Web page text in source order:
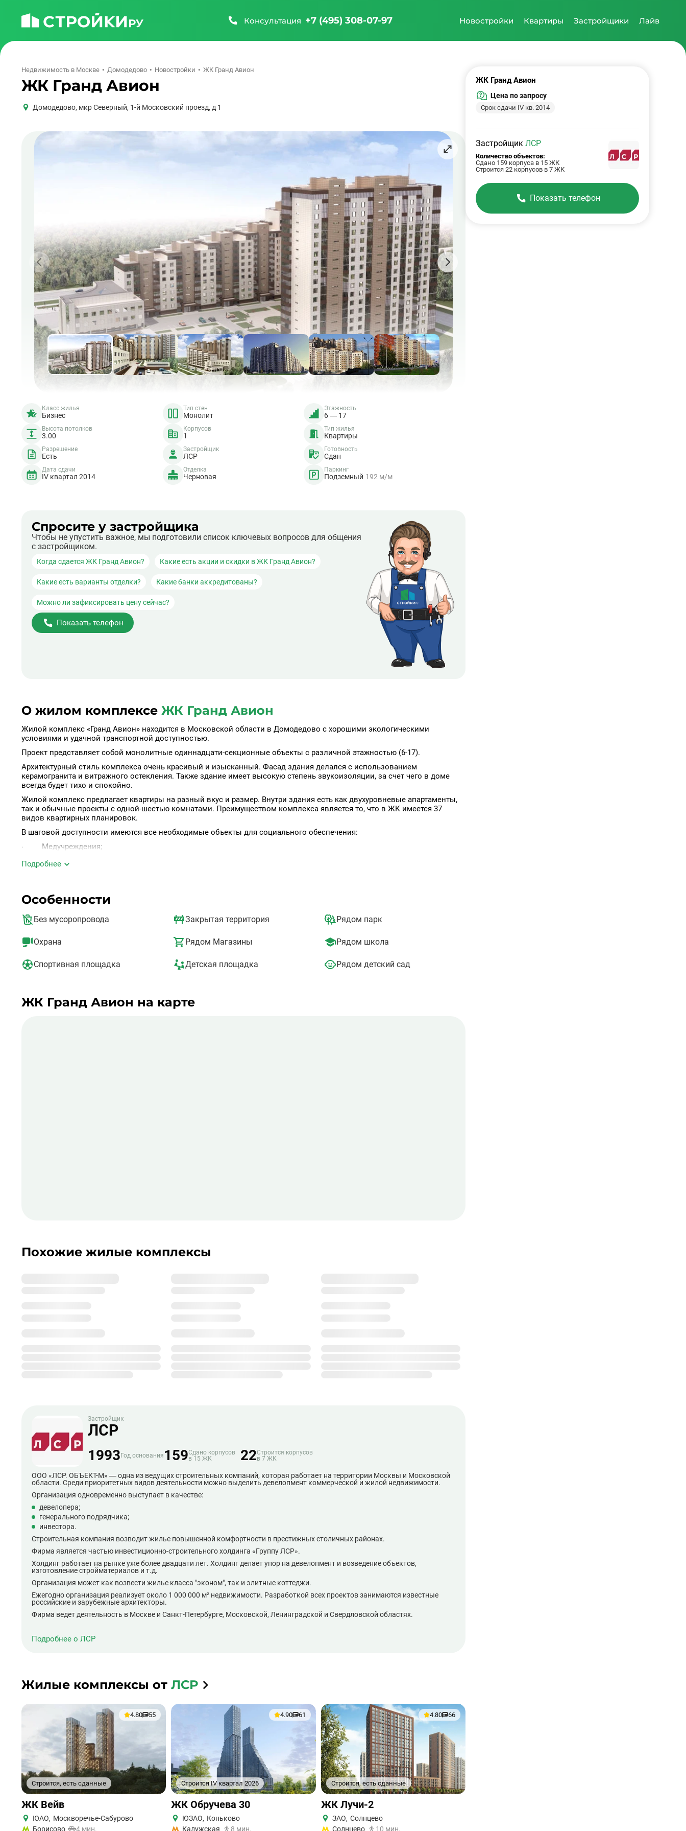
Консультация +7 (495) 308-07-97 Новостройки Квартиры Застройщики Лайв
Недвижимость в Москве Домодедово Новостройки ЖК Гранд Авион
ЖК Гранд Авион
Домодедово, мкр Северный, 1-й Московский проезд, д 1
Класс жилья
Бизнес
Тип стен
Монолит
Этажность
6 — 17
Высота потолков
3.00
Корпусов
1
Тип жилья
Квартиры
Разрешение
Есть
Застройщик
ЛСР
Готовность
Сдан
Дата сдачи
IV квартал 2014
Отделка
Черновая
Паркинг
Подземный 192 м/м
Спросите у застройщика
Чтобы не упустить важное, мы подготовили список ключевых вопросов для общения
с застройщиком.
Когда сдается ЖК Гранд Авион? Какие есть акции и скидки в ЖК Гранд Авион?
Какие есть варианты отделки? Какие банки аккредитованы?
Можно ли зафиксировать цену сейчас?
Показать телефон
О жилом комплексе ЖК Гранд Авион
Жилой комплекс «Гранд Авион» находится в Московской области в Домодедово с хорошими экологическими
условиями и удачной транспортной доступностью.
Проект представляет собой монолитные одиннадцати-секционные объекты с различной этажностью (6-17).
Архитектурный стиль комплекса очень красивый и изысканный. Фасад здания делался с использованием
керамогранита и витражного остекления. Также здание имеет высокую степень звукоизоляции, за счет чего в доме
всегда будет тихо и спокойно.
Жилой комплекс предлагает квартиры на разный вкус и размер. Внутри здания есть как двухуровневые апартаменты,
так и обычные проекты с одной-шестью комнатами. Преимуществом комплекса является то, что в ЖК имеется 37
видов квартирных планировок.
В шаговой доступности имеются все необходимые объекты для социального обеспечения:
· Медучреждения;
· Спортивные комплексы;
· Общеобразовательные учреждения;
· Продуктовые магазины.
На территории имеется две стоянки: одна для гостей, вторая (подземная) – для жильцов. Все придомовое пространство
утопает в зелени и цветах. Есть многофункциональные площадки для детей.
Подробнее
Особенности
Без мусоропровода Закрытая территория Рядом парк
Охрана Рядом Магазины Рядом школа
Спортивная площадка Детская площадка Рядом детский сад
ЖК Гранд Авион на карте
Похожие жилые комплексы
Застройщик
ЛСР
1993 Год основания 159Сдано корпусов
в 15 ЖК
22Строится корпусов
в 7 ЖК
ООО «ЛСР. ОБЪЕКТ-М» — одна из ведущих строительных компаний, которая работает на территории Москвы и Московской
области. Среди приоритетных видов деятельности можно выделить девелопмент коммерческой и жилой недвижимости.
Организация одновременно выступает в качестве:
девелопера;
генерального подрядчика;
инвестора.
Строительная компания возводит жилье повышенной комфортности в престижных столичных районах.
Фирма является частью инвестиционно-строительного холдинга «Группу ЛСР».
Холдинг работает на рынке уже более двадцати лет. Холдинг делает упор на девелопмент и возведение объектов,
изготовление стройматериалов и т.д.
Организация может как возвести жилье класса "эконом", так и элитные коттеджи.
Ежегодно организация реализует около 1 000 000 м² недвижимости. Разработкой всех проектов занимаются известные
российские и зарубежные архитекторы.
Фирма ведет деятельность в Москве и Санкт-Петербурге, Московской, Ленинградской и Свердловской областях.
Подробнее о ЛСР
Жилые комплексы от ЛСР
Строится, есть сданные
4.80 55
ЖК Вейв
ЮАО, Москворечье-Сабурово
Борисово
4 мин.
Строится IV квартал 2026
4.90 61
ЖК Обручева 30
ЮЗАО, Коньково
Калужская
8 мин.
Строится, есть сданные
4.80 66
ЖК Лучи-2
ЗАО, Солнцево
Солнцево
10 мин.
ЖК Гранд Авион
Цена по запросу
Срок сдачи IV кв. 2014
Застройщик ЛСР
Количество объектов:
Сдано 159 корпуса в 15 ЖК
Строится 22 корпусов в 7 ЖК
Показать телефон